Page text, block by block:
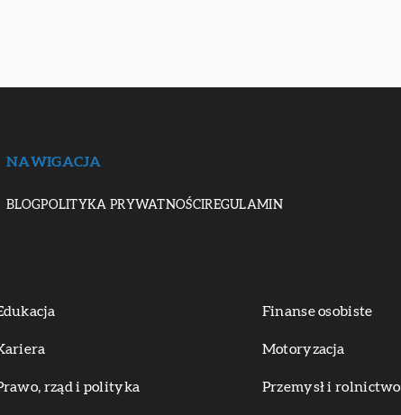
NAWIGACJA
BLOGPOLITYKA PRYWATNOŚCIREGULAMIN
Finanse osobiste
Motoryzacja
rząd i polityka Przemysł i rolnictwo